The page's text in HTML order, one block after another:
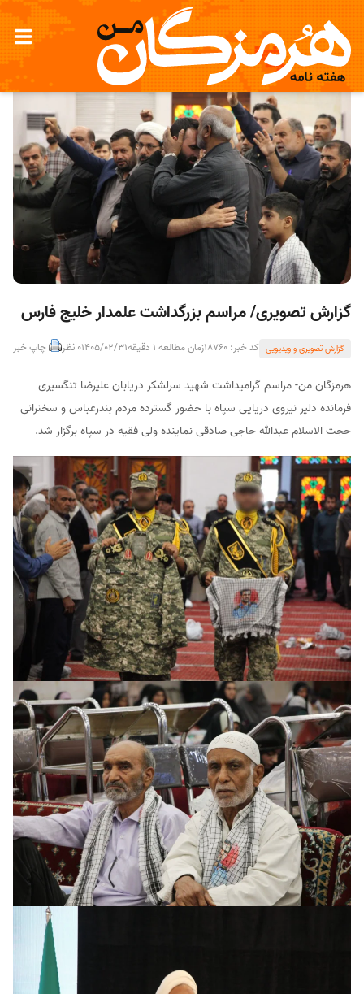
گزارش تصویری/ مراسم بزرگداشت علمدار خلیج فارس
گزارش تصویری و ویدیویی کد خبر: 18760 زمان مطالعه 1 دقیقه 1405/02/310 نظر چاپ خبر
هرمزگان من- مراسم گرامیداشت شهید سرلشکر دریابان علیرضا تنگسیری
فرمانده دلیر نیروی دریایی سپاه با حضور گسترده مردم بندرعباس و سخنرانی
حجت الاسلام عبدالله حاجی صادقی نماینده ولی فقیه در سپاه برگزار شد.